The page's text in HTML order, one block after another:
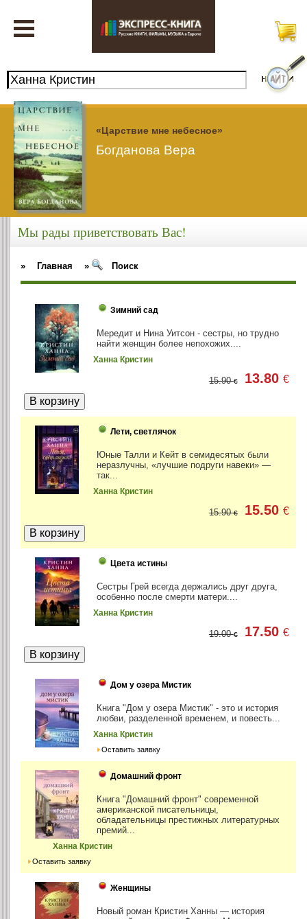
«Царствие мне небесное»
Богданова Вера
Мы рады приветствовать Вас!
» Главная » Поиск
Зимний сад
Мередит и Нина Уитсон - сестры, но трудно
найти женщин более непохожих....
Ханна Кристин
15.90€ 13.80€
Лети, светлячок
Юные Талли и Кейт в семидесятых были
неразлучны, «лучшие подруги навеки» —
так...
Ханна Кристин
15.90€ 15.50€
Цвета истины
Сестры Грей всегда держались друг друга,
особенно после смерти матери....
Ханна Кристин
19.00€ 17.50€
Дом у озера Мистик
Книга "Дом у озера Мистик" - это и история
любви, разделенной временем, и повесть...
Ханна Кристин
Оставить заявку
Домашний фронт
Книга "Домашний фронт" современной
американской писательницы,
обладательницы престижных литературных
премий...
Ханна Кристин
Оставить заявку
Женщины
Новый роман Кристин Ханны — история